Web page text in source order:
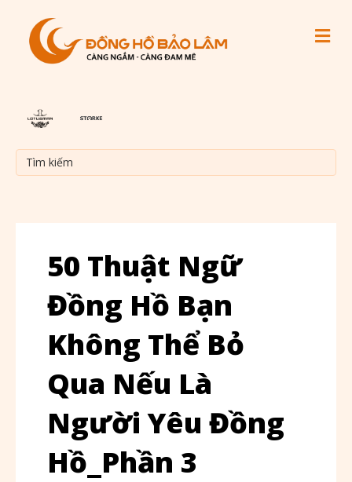
50 Thuật Ngữ
Đồng Hồ Bạn
Không Thể Bỏ
Qua Nếu Là
Người Yêu Đồng
Hồ_Phần 3